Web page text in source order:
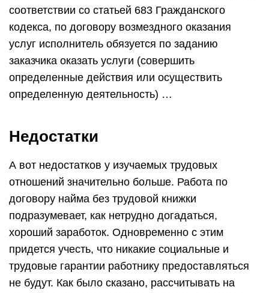
соответствии со статьей 683 Гражданского
кодекса, по договору возмездного оказания
услуг исполнитель обязуется по заданию
заказчика оказать услуги (совершить
определенные действия или осуществить
определенную деятельность) …
Недостатки
А вот недостатков у изучаемых трудовых
отношений значительно больше. Работа по
договору найма без трудовой книжки
подразумевает, как нетрудно догадаться,
хороший заработок. Одновременно с этим
придется учесть, что никакие социальные и
трудовые гарантии работнику предоставляться
не будут. Как было сказано, рассчитывать на